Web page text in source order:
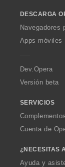
w
O
p
a
DESCARGA
Navegadores
Apps móviles
Dev.Opera
Versión beta
SERVICIOS
Complementos
Cuenta de
¿NECESITAS
Ayuda y